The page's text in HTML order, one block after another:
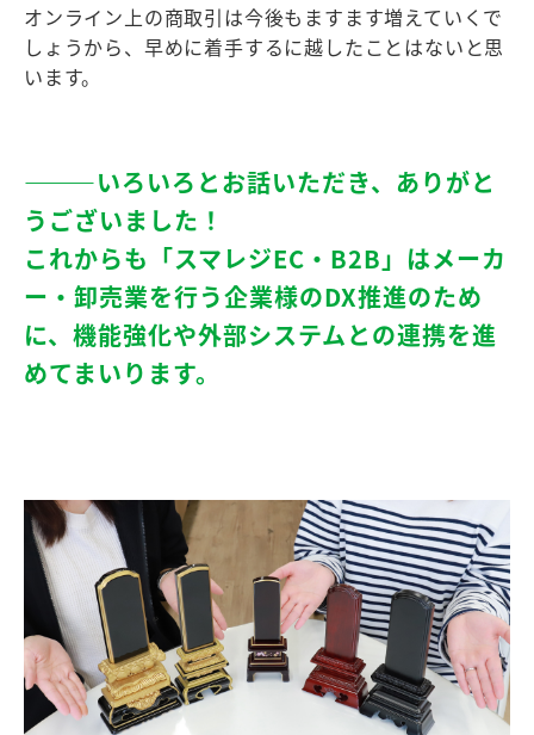
オンライン上の商取引は今後もますます増えていくで
しょうから、早めに着手するに越したことはないと思
います。
―――いろいろとお話いただき、ありがと
うございました！
これからも「スマレジEC・B2B」はメーカ
ー・卸売業を行う企業様のDX推進のため
に、機能強化や外部システムとの連携を進
めてまいります。